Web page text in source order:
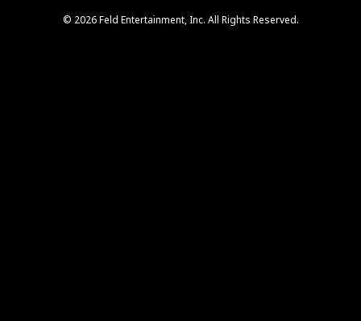
© 2026 Feld Entertainment, Inc. All Rights Reserved.